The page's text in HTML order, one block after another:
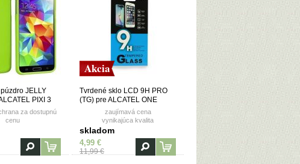
JELLY
PIXI 3
5065) -
za dostupnú
cenu
Akcia
Tvrdené sklo LCD 9H PRO
(TG) pre ALCATEL ONE
TOUCH PIXI 3 5" (OT5015X)
zaujímavá cena
vynikajúca kvalita
skladom
4,99 €
11,99 €